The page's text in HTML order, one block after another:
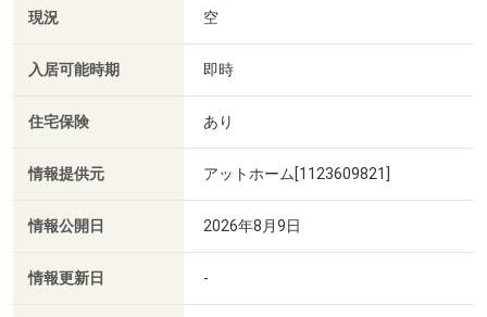
現況 空
入居可能時期 即時
住宅保険 あり
情報提供元 アットホーム[1123609821]
情報公開日 2026年8月9日
情報更新日 -